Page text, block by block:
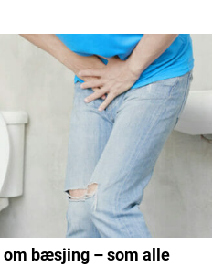
bæsjing – som alle